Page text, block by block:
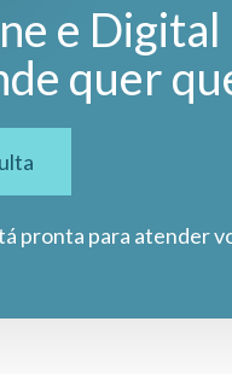
e Digital
quer
pronta para atender